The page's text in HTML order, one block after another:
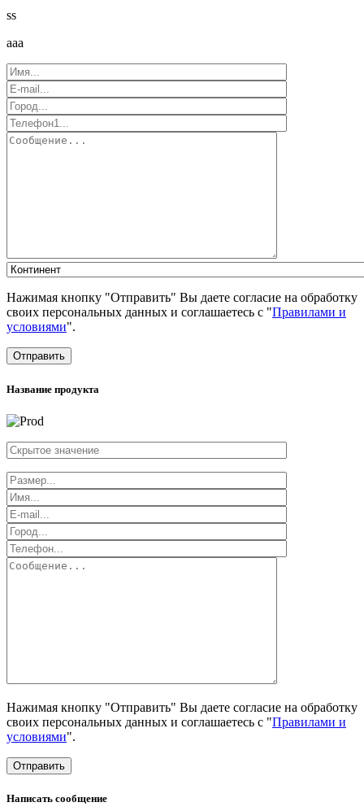
ss
aaa
Нажимая кнопку "Отправить" Вы даете согласие на обработку
своих персональных данных и соглашаетесь с "Правилами и
условиями".
Отправить
Название продукта
Нажимая кнопку "Отправить" Вы даете согласие на обработку
своих персональных данных и соглашаетесь с "Правилами и
условиями".
Отправить
Написать сообщение